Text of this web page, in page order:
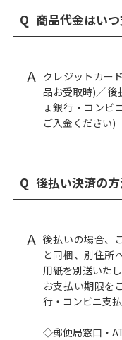
Q 商品代金はい
A クレジットカー
品お受取時)／ 後
ょ銀行・コンビ
ご入金ください)
Q 後払い決済の方
A 後払いの場合、
と同梱、別住所
用紙を別送いたし
お支払い期限を
行・コンビニ支
◇郵便局窓口・